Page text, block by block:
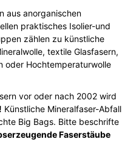
aus anorganischen
praktisches Isolier-und
zählen zu künstliche
textile Glasfasern,
oder Hochtemperaturwolle
vor oder nach 2002 wird
Künstliche Mineralfaser-Abfall
Big Bags. Bitte beschrifte
Faserstäube